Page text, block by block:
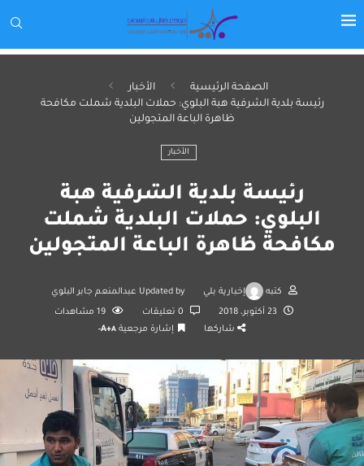
الصفحة الرئيسية
الأخبار
رئيسة بلدية الشرفية هبة البلوي: حملات البلدية شملت مكافحة
ظاهرة الباعة المتجولين
الأخبار
رئيسة بلدية الشرفية هبة
البلوي: حملات البلدية شملت
مكافحة ظاهرة الباعة المتجولين
كتبه إخبارية بلي Updated by عبدالمنعم جابر البلوي
23 أكتوبر، 2018 19 مشاهدات
شاركها
إشارة مرجعية A+A-